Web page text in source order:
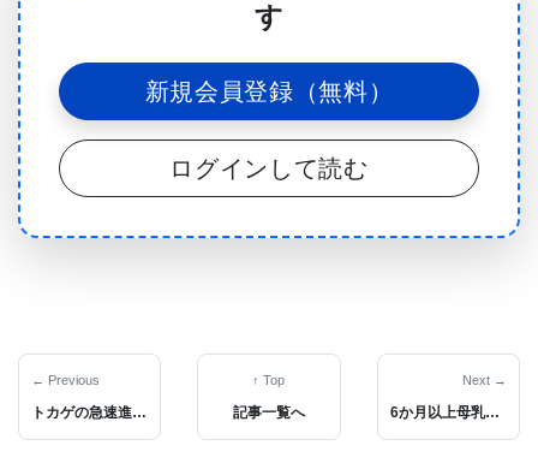
胞老化に耐えられるハダカデバネズミ)｣と題されて
いる｡
細胞老化とは､損傷を受けた細胞が無制限に分裂を続
け､完全ながんにまで成長するのを防ぐ進化的適応の
一つである｡しかし､老化には望ましくない面もある｡
くと､そのマウスは､老化細胞をそのままにして自然
に老化したマウスと比べて､老化してもそれほど身体
す
新規会員登録（無料）
ログインして読む
← Previous
トカゲの急速進化の証拠をゲノム･シーケンシングで発見
↑ Top
記事一覧へ
Next →
6か月以上母乳育児すると母体の2型糖尿病リスクを50%近く引き下げることが明らかに